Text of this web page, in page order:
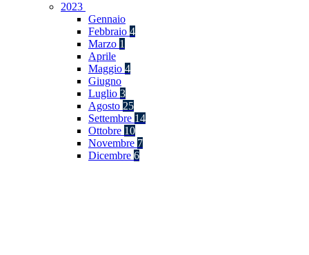
2023
Gennaio
Febbraio 4
Marzo 1
Aprile
Maggio 4
Giugno
Luglio 3
Agosto 25
Settembre 14
Ottobre 10
Novembre 7
Dicembre 6